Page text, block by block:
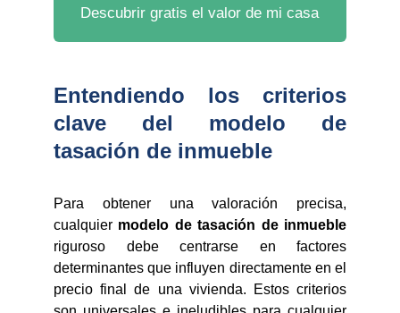
Descubrir gratis el valor de mi casa
Entendiendo los criterios
clave del modelo de
tasación de inmueble
Para obtener una valoración precisa,
cualquier modelo de tasación de inmueble
riguroso debe centrarse en factores
determinantes que influyen directamente en el
precio final de una vivienda. Estos criterios